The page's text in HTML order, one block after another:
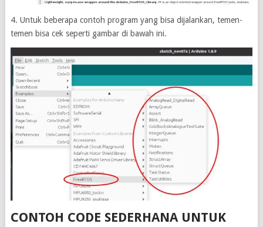
4. Untuk beberapa contoh program yang bisa dijalankan, temen-
temen bisa cek seperti gambar di bawah ini.
CONTOH CODE SEDERHANA UNTUK